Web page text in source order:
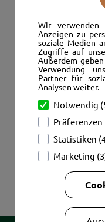
Wir
Anzeigen zu
soziale Medien
Zugriffe auf
Außerdem
Verwendung
Partner für
Analysen weiter.
Notwendig
Präferenzen
Statistiken
Marketing
Wir
Couch